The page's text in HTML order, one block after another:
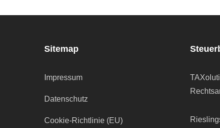
Sitemap
Impressum
Datenschutz
Cookie-Richtlinie (EU)